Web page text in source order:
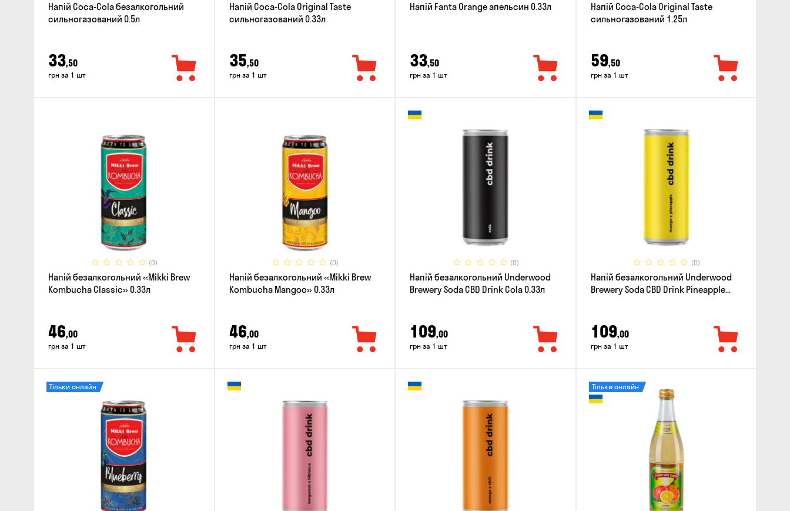
Напій Coca-Cola безалкогольний
сильногазований 0.5л
33,50
грн за 1 шт
Напій Coca-Cola Original Taste
сильногазований 0.33л
35,50
грн за 1 шт
Напій Fanta Orange апельсин 0.33л
33,50
грн за 1 шт
Напій Coca-Cola Original Taste
сильногазований 1.25л
59,50
грн за 1 шт
(0)
Напій безалкогольний «Mikki Brew
Kombucha Classic» 0.33л
46,00
грн за 1 шт
(0)
Напій безалкогольний «Mikki Brew
Kombucha Mangoo» 0.33л
46,00
грн за 1 шт
(0)
Напій безалкогольний Underwood
Brewery Soda CBD Drink Cola 0.33л
109,00
грн за 1 шт
(0)
Напій безалкогольний Underwood
Brewery Soda CBD Drink Pineapple
109,00
грн за 1 шт
Тільки онлайн Тільки онлайн